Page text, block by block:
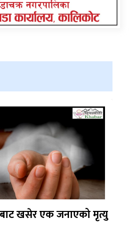
खसेर एक जनाएको मृत्यु